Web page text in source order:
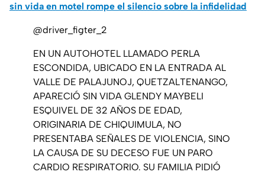
sin vida en motel rompe el silencio sobre la infidelidad
@driver_figter_2
EN UN AUTOHOTEL LLAMADO PERLA
ESCONDIDA, UBICADO EN LA ENTRADA AL
VALLE DE PALAJUNOJ, QUETZALTENANGO,
APARECIÓ SIN VIDA GLENDY MAYBELI
ESQUIVEL DE 32 AÑOS DE EDAD,
ORIGINARIA DE CHIQUIMULA, NO
PRESENTABA SEÑALES DE VIOLENCIA, SINO
LA CAUSA DE SU DECESO FUE UN PARO
CARDIO RESPIRATORIO. SU FAMILIA PIDIÓ